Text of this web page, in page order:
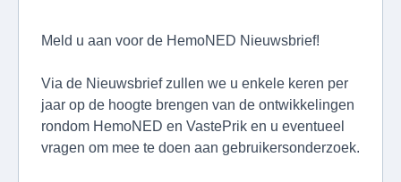
Meld u aan voor de HemoNED Nieuwsbrief!
Via de Nieuwsbrief zullen we u enkele keren per
jaar op de hoogte brengen van de ontwikkelingen
rondom HemoNED en VastePrik en u eventueel
vragen om mee te doen aan gebruikersonderzoek.